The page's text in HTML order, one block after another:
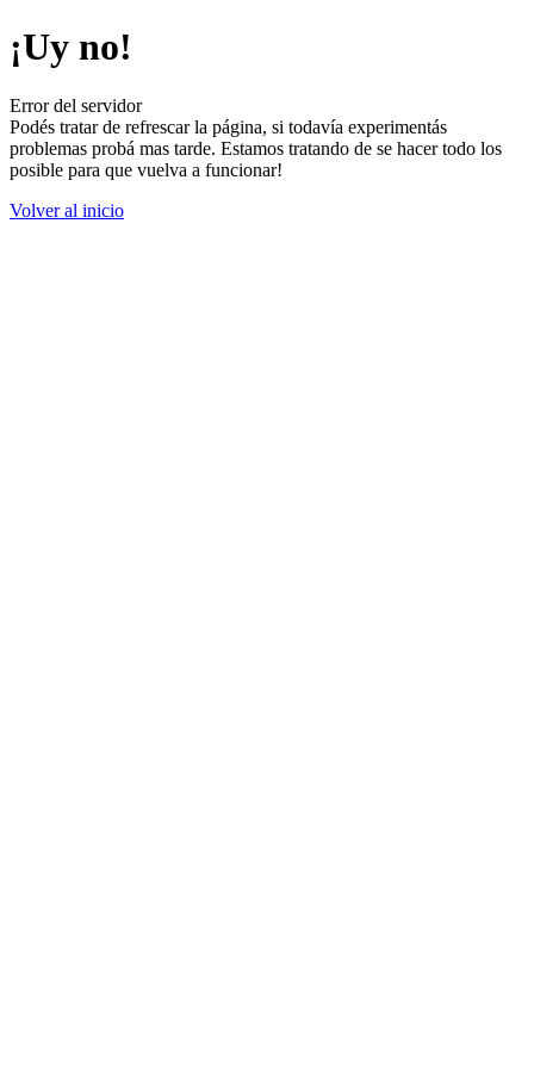
¡Uy no!
Error del servidor
Podés tratar de refrescar la página, si todavía experimentás
problemas probá mas tarde. Estamos tratando de se hacer todo los
posible para que vuelva a funcionar!
Volver al inicio